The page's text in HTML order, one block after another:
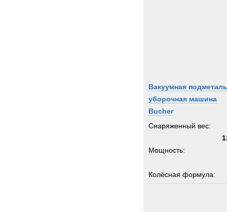
Вакуумная
уборочная машина
Bucher
Снаряженный вес:
Мощность:
Колёсная формула: